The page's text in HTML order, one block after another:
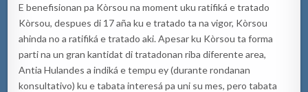
E benefisionan pa Kòrsou na moment uku ratifiká e tratado
Kòrsou, despues di 17 aña ku e tratado ta na vigor, Kòrsou
ahinda no a ratifiká e tratado aki. Apesar ku Kòrsou ta forma
parti na un gran kantidat di tratadonan riba diferente area,
Antia Hulandes a indiká e tempu ey (durante rondanan
konsultativo) ku e tabata interesá pa uni su mes, pero tabata